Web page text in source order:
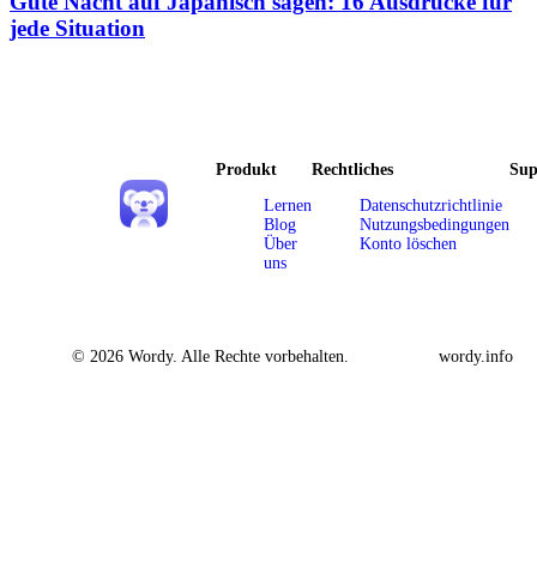
jede Situation
Produkt
Lernen
Blog
Über
uns
Rechtliches
Datenschutzrichtlinie
Nutzungsbedingungen
Konto löschen
© 2026 Wordy. Alle Rechte vorbehalten. wordy.info